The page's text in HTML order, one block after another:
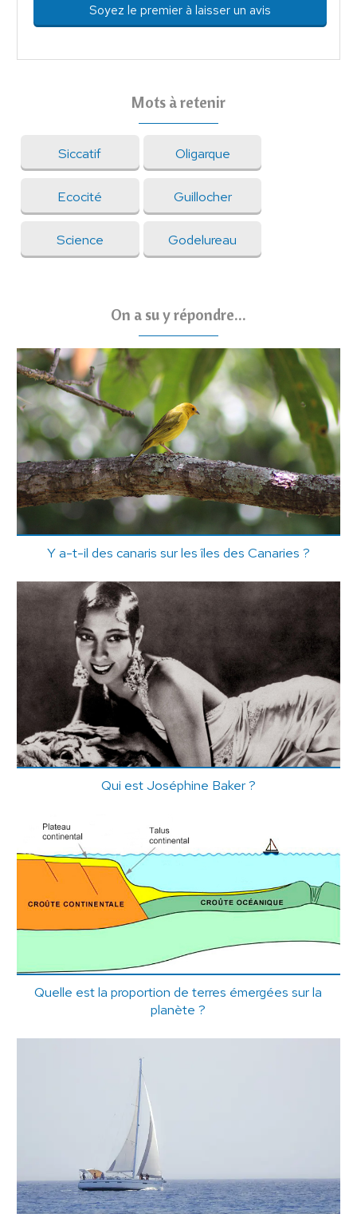
Soyez le premier à laisser un avis
Mots à retenir
Siccatif Oligarque
Ecocité Guillocher
Science Godelureau
On a su y répondre...
Y a-t-il des canaris sur les îles des Canaries ?
Qui est Joséphine Baker ?
Quelle est la proportion de terres émergées sur la
planète ?